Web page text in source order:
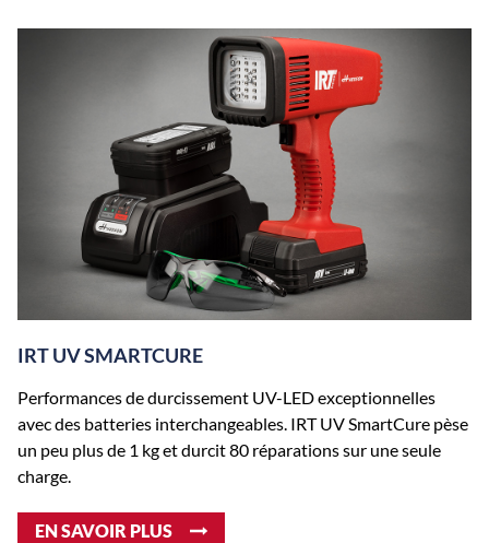
IRT UV SMARTCURE
Performances de durcissement UV-LED exceptionnelles
avec des batteries interchangeables. IRT UV SmartCure pèse
un peu plus de 1 kg et durcit 80 réparations sur une seule
charge.
EN SAVOIR PLUS